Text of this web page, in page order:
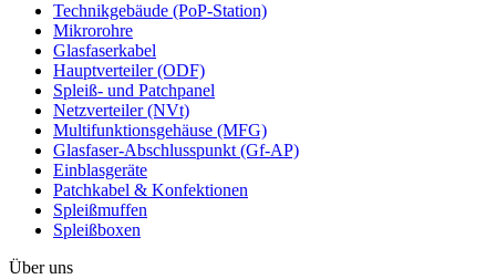
Technikgebäude (PoP-Station)
Mikrorohre
Glasfaserkabel
Hauptverteiler (ODF)
Spleiß- und Patchpanel
Netzverteiler (NVt)
Multifunktionsgehäuse (MFG)
Glasfaser-Abschlusspunkt (Gf-AP)
Einblasgeräte
Patchkabel & Konfektionen
Spleißmuffen
Spleißboxen
Über uns